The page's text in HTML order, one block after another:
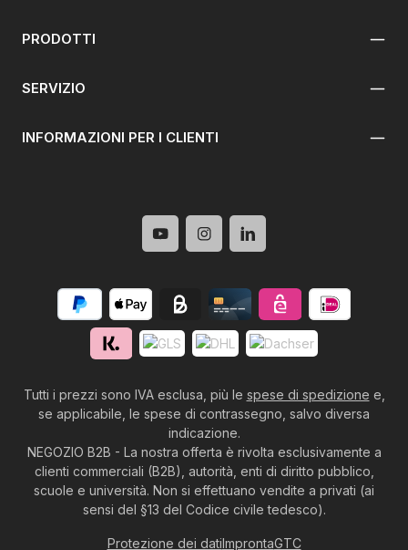
PRODOTTI
SERVIZIO
INFORMAZIONI PER I CLIENTI
Tutti i prezzi sono IVA esclusa, più le spese di spedizione e,
se applicabile, le spese di contrassegno, salvo diversa
indicazione.
NEGOZIO B2B - La nostra offerta è rivolta esclusivamente a
clienti commerciali (B2B), autorità, enti di diritto pubblico,
scuole e università. Non si effettuano vendite a privati (ai
sensi del §13 del Codice civile tedesco).
Protezione dei datiImprontaGTC